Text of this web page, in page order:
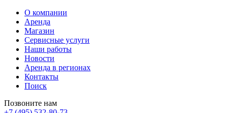
О компании
Аренда
Магазин
Сервисные услуги
Наши работы
Новости
Аренда в регионах
Контакты
Поиск
Позвоните нам